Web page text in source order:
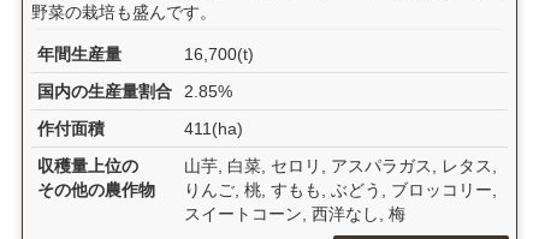
野菜の栽培も盛んです。
年間生産量
16,700(t)
国内の生産量割合
2.85%
作付面積
411(ha)
収穫量上位の
その他の農作物
山芋, 白菜, セロリ, アスパラガス, レタス,
りんご, 桃, すもも, ぶどう, ブロッコリー,
スイートコーン, 西洋なし, 梅